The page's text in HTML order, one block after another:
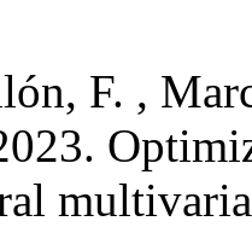
F. ,